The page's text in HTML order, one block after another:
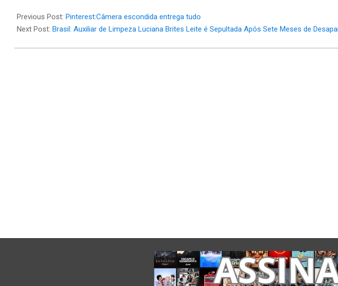
06-
02
Previous Post: Pinterest:Câmera escondida entrega tudo
Next Post: Brasil: Auxiliar de Limpeza Luciana Brites Leite é Sepultada Após Sete Meses de